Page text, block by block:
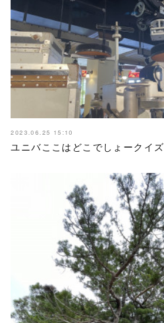
2023.06.25 15:10
ユニバここはどこでしょークイズ